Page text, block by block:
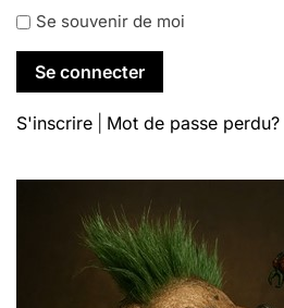
Se souvenir de moi
S'inscrire Mot de passe perdu?